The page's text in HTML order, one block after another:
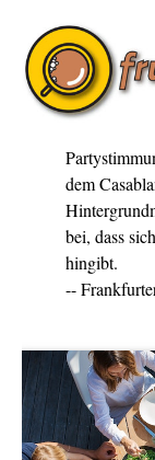
dem
bei, dass
hingibt.
--